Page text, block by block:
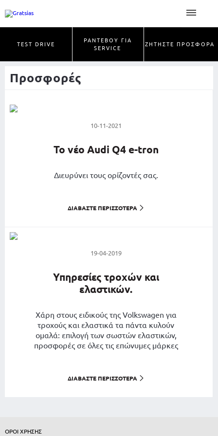
TEST DRIVE
ΡΑΝΤΕΒΟΥ ΓΙΑ
SERVICE
ΖΗΤΗΣΤΕ ΠΡΟΣΦΟΡΑ
Προσφορές
10-11-2021
Το νέο Audi Q4 e-tron
Διευρύνει τους ορίζοντές σας.
ΔΙΑΒΆΣΤΕ ΠΕΡΙΣΣΌΤΕΡΑ
19-04-2019
Υπηρεσίες τροχών και
ελαστικών.
Χάρη στους ειδικούς της Volkswagen για
τροχούς και ελαστικά τα πάντα κυλούν
ομαλά: επιλογή των σωστών ελαστικών,
προσφορές σε όλες τις επώνυμες μάρκες
εγγύηση 36 μηνών Volkswagen, θα έχετε
ΔΙΑΒΆΣΤΕ ΠΕΡΙΣΣΌΤΕΡΑ
ΟΡΟΙ ΧΡΗΣΗΣ